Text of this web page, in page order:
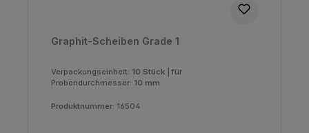
Graphit-Scheiben Grade 1
Verpackungseinheit: 10 Stück
Probendurchmesser: 10 mm
Produktnummer: 16504